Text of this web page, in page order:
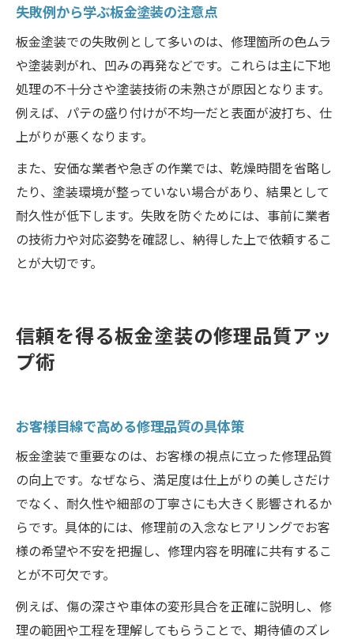
失敗例から学ぶ板金塗装の注意点
板金塗装での失敗例として多いのは、修理箇所の色ムラ
や塗装剥がれ、凹みの再発などです。これらは主に下地
処理の不十分さや塗装技術の未熟さが原因となります。
例えば、パテの盛り付けが不均一だと表面が波打ち、仕
上がりが悪くなります。
また、安価な業者や急ぎの作業では、乾燥時間を省略し
たり、塗装環境が整っていない場合があり、結果として
耐久性が低下します。失敗を防ぐためには、事前に業者
の技術力や対応姿勢を確認し、納得した上で依頼するこ
とが大切です。
信頼を得る板金塗装の修理品質アッ
プ術
お客様目線で高める修理品質の具体策
板金塗装で重要なのは、お客様の視点に立った修理品質
の向上です。なぜなら、満足度は仕上がりの美しさだけ
でなく、耐久性や細部の丁寧さにも大きく影響されるか
らです。具体的には、修理前の入念なヒアリングでお客
様の希望や不安を把握し、修理内容を明確に共有するこ
とが不可欠です。
例えば、傷の深さや車体の変形具合を正確に説明し、修
理の範囲や工程を理解してもらうことで、期待値のズレ